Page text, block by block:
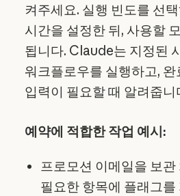
켜주세요. 실행 빈도를 선
시간을 설정한 뒤, 사용할
됩니다. Claude는 지정된
워크플로우를 실행하고,
입력이 필요할 때 알려줍니
예약에 적합한 작업 예시:
프로모션 이메일을 보관
필요한 항목에 플래그를